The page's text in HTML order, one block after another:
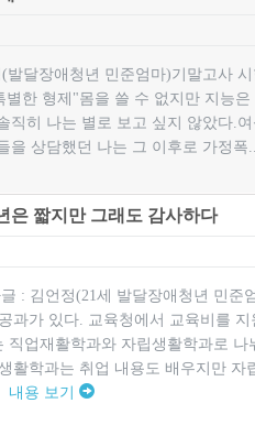
발달장애청년 민준엄마)기말고사
한 형제"몸을 쓸 수 없지만 지능
직히 나는 별로 보고 싶지 않았다.
을 상담했던 나는 그 이후로 가정
은 짧지만 그래도 감사하다
: 김언정(21세 발달장애청년 민준
과가 있다. 교육청에서 교육비를
업재활학과와 자립생활학과로 나
활학과는 취업 내용도 배우지만 자
내용 보기